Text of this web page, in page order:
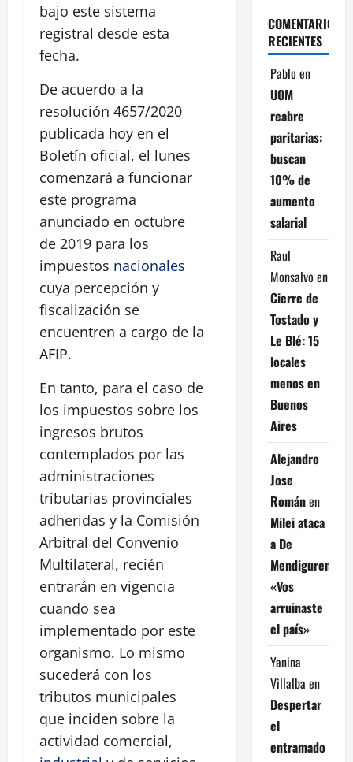
bajo este sistema
registral desde esta
fecha.
De acuerdo a la
resolución 4657/2020
publicada hoy en el
Boletín oficial, el lunes
comenzará a funcionar
este programa
anunciado en octubre
de 2019 para los
impuestos nacionales
cuya percepción y
fiscalización se
encuentren a cargo de la
AFIP.
En tanto, para el caso de
los impuestos sobre los
ingresos brutos
contemplados por las
administraciones
tributarias provinciales
adheridas y la Comisión
Arbitral del Convenio
Multilateral, recién
entrarán en vigencia
cuando sea
implementado por este
organismo. Lo mismo
sucederá con los
tributos municipales
que inciden sobre la
actividad comercial,
COMENTARIOS
RECIENTES
Pablo en
UOM
reabre
paritarias:
buscan
10% de
aumento
salarial
Raul
Monsalvo en
Cierre de
Tostado y
Le Blé: 15
locales
menos en
Buenos
Aires
Alejandro
Jose
Románen
Milei ataca
a De
Mendiguren:
«Vos
arruinaste
el país»
Yanina
Villalba en
Despertar
el
entramado